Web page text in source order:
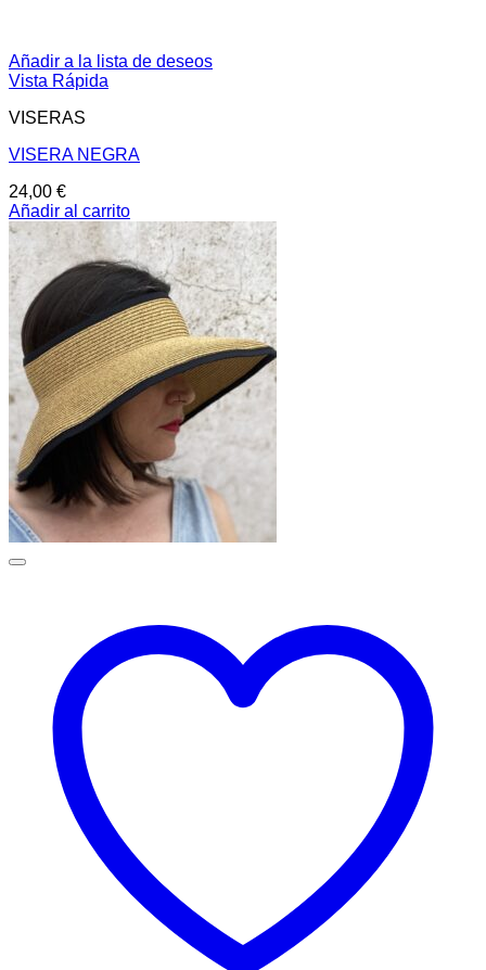
Añadir a la lista de deseos
Vista Rápida
VISERAS
VISERA NEGRA
24,00 €
Añadir al carrito